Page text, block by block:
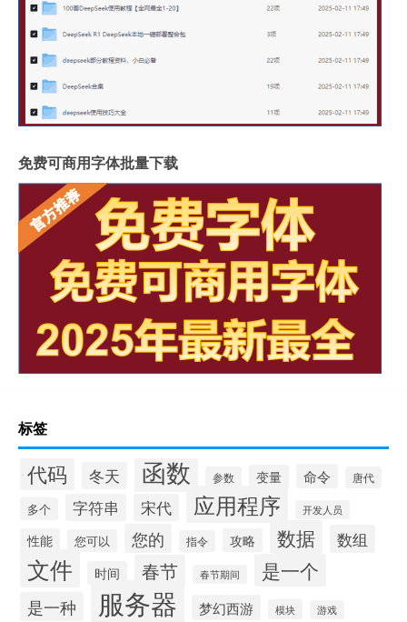
免费可商用字体批量下载
标签
代码 冬天 函数 参数 变量 命令 唐代
多个 字符串 宋代 应用程序 开发人员
性能 您可以 您的 指令 攻略 数据 数组
文件 时间 春节 春节期间 是一个
是一种 服务器 梦幻西游 模块 游戏